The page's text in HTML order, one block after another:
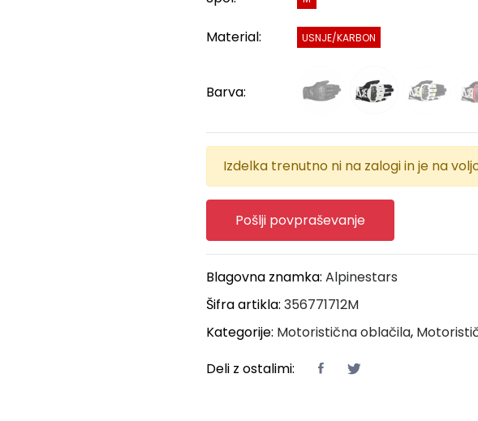
Material: USNJE/KARBON
Barva:
Izdelka trenutno ni na zalogi in je na
Pošlji povpraševanje
Blagovna znamka: Alpinestars
Šifra artikla: 356771712M
Kategorije: Motoristična oblačila,
Deli z ostalimi: